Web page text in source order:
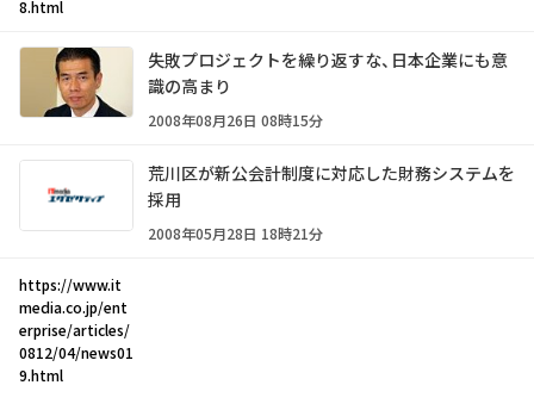
8.html
失敗プロジェクトを繰り返すな、日本企業にも意
識の高まり
2008年08月26日 08時15分
荒川区が新公会計制度に対応した財務システムを
採用
2008年05月28日 18時21分
https://www.it
media.co.jp/ent
erprise/articles/
0812/04/news01
9.html